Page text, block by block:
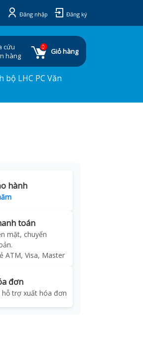
Đăng nhập Đăng ký
cứu
hàng
0
Giỏ hàng
bộ LHC PC Văn
hành
toán
mặt, chuyển
ATM, Visa, Master
đơn
hỗ trợ xuất hóa đơn